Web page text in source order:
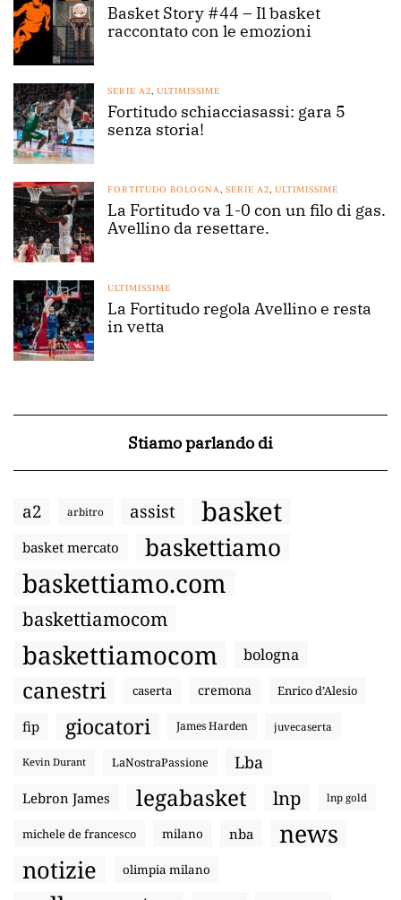
Basket Story #44 – Il basket
raccontato con le emozioni
SERIE A2, ULTIMISSIME
Fortitudo schiacciasassi: gara 5
senza storia!
FORTITUDO BOLOGNA, SERIE A2, ULTIMISSIME
La Fortitudo va 1-0 con un filo di gas.
Avellino da resettare.
ULTIMISSIME
La Fortitudo regola Avellino e resta
in vetta
Stiamo parlando di
a2 arbitro assist basket
basket mercato baskettiamo
baskettiamo.com
baskettiamocom
baskettiamocom bologna
canestri caserta cremona Enrico d’Alesio
fip giocatori James Harden juvecaserta
Kevin Durant LaNostraPassione Lba
Lebron James legabasket lnp lnp gold
michele de francesco milano nba news
notizie olimpia milano